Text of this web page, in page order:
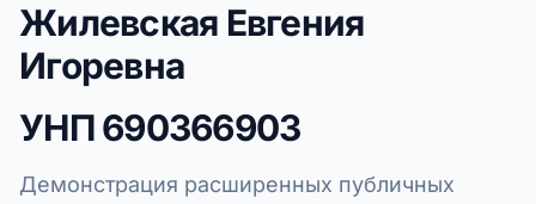
Жилевская Евгения
Игоревна
УНП690366903
Демонстрация расширенных публичных